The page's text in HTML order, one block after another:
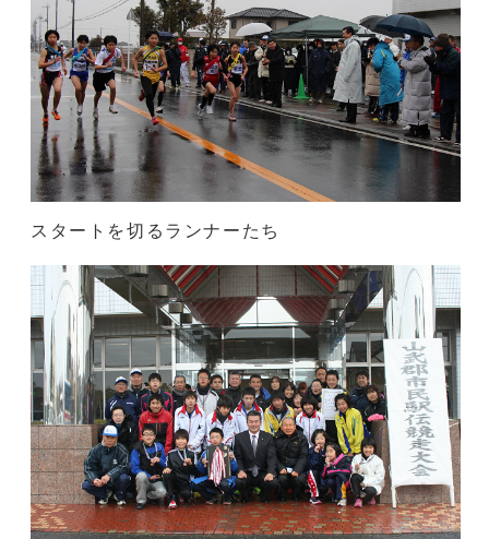
スタートを切るランナーたち